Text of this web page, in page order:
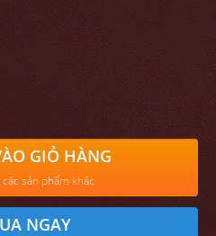
GIỎ HÀNG
sản phẩm khác
NGAY